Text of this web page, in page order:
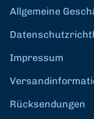
Allgemeine
Impressum
Rücksendungen